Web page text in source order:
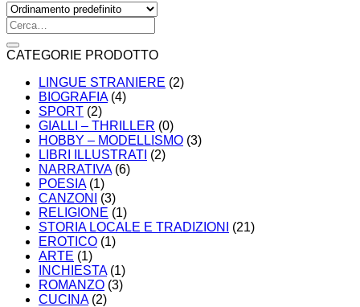
Cerca:
CATEGORIE PRODOTTO
LINGUE STRANIERE (2)
BIOGRAFIA (4)
SPORT (2)
GIALLI – THRILLER (0)
HOBBY – MODELLISMO (3)
LIBRI ILLUSTRATI (2)
NARRATIVA (6)
POESIA (1)
CANZONI
(3)
RELIGIONE (1)
STORIA LOCALE E TRADIZIONI
(21)
EROTICO (1)
ARTE (1)
INCHIESTA (1)
ROMANZO (3)
CUCINA (2)